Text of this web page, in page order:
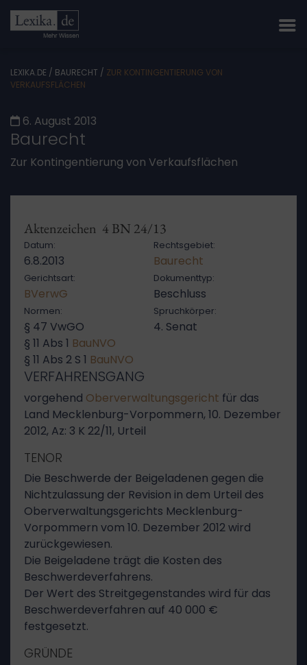
LEXIKA.DE / BAURECHT / ZUR KONTINGENTIERUNG VON
VERKAUFSFLÄCHEN
6. August 2013
Baurecht
Zur Kontingentierung von Verkaufsflächen
Aktenzeichen 4 BN 24/13
Datum:
6.8.2013
Rechtsgebiet:
Baurecht
Gerichtsart:
BVerwG
Dokumenttyp:
Beschluss
Normen:
§ 47 VwGO
§ 11 Abs 1 BauNVO
§ 11 Abs 2 S 1 BauNVO
Spruchkörper:
4. Senat
VERFAHRENSGANG
vorgehend Oberverwaltungsgericht für das
Land Mecklenburg-Vorpommern, 10. Dezember
2012, Az: 3 K 22/11, Urteil
TENOR
Die Beschwerde der Beigeladenen gegen die
Nichtzulassung der Revision in dem Urteil des
Oberverwaltungsgerichts Mecklenburg-
Vorpommern vom 10. Dezember 2012 wird
zurückgewiesen.
Die Beigeladene trägt die Kosten des
Beschwerdeverfahrens.
Der Wert des Streitgegenstandes wird für das
Beschwerdeverfahren auf 40 000 €
festgesetzt.
GRÜNDE